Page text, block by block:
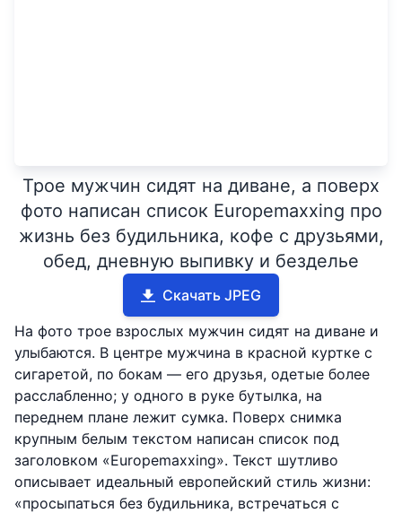
Трое мужчин сидят на диване, а поверх
фото написан список Europemaxxing про
жизнь без будильника, кофе с друзьями,
обед, дневную выпивку и безделье
Скачать JPEG
На фото трое взрослых мужчин сидят на диване и
улыбаются. В центре мужчина в красной куртке с
сигаретой, по бокам — его друзья, одетые более
расслабленно; у одного в руке бутылка, на
переднем плане лежит сумка. Поверх снимка
крупным белым текстом написан список под
заголовком «Europemaxxing». Текст шутливо
описывает идеальный европейский стиль жизни:
«просыпаться без будильника, встречаться с